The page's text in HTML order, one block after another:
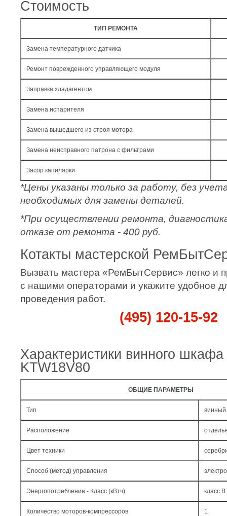
Стоимость
ТИП РЕМОНТА
Замена температурного датчика
Ремонт поврежденного управляющего модуля
Заправка хладагентом
Замена испарителя
Замена вышедшего из строя мотора
Замена неисправного патрона с фильтрами
Засор капилярки
*Цены указаны только за работу, без
необходимых для замены деталей.
*При осуществлении ремонта,
отказе от ремонта - 400 руб.
Котакты мастерской
Вызвать мастера «РемБытСервис» легко и
с нашими операторами и укажите удобное
проведения работ.
(495) 120-15-92
Характеристики винного
KTW18V80
ОБЩИЕ ПАРАМЕТРЫ
Тип
Расположение
Цвет техники
Способ (метод) управления
Энергопотребление - Класс (кВтч) класс
Количество моторов-компрессоров 1